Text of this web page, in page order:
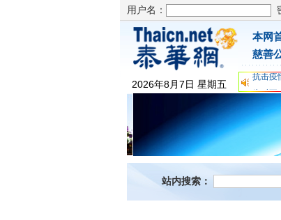
用户名：
2026年8月7日 星期五
本网
慈善
为时不
关爱儿
抗击疫
为时不
关爱
抗击疫
站内搜索：